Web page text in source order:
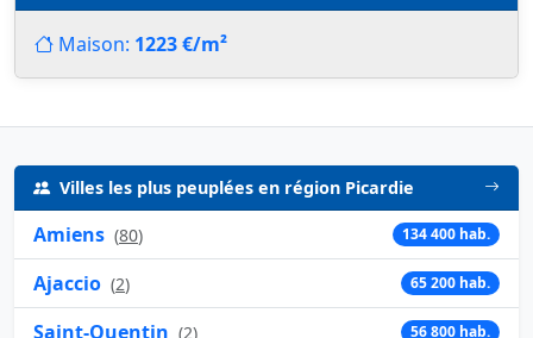
Maison: 1223 €/m²
Villes les plus peuplées en région Picardie
Amiens (80) 134 400 hab.
Ajaccio (2) 65 200 hab.
Saint-Quentin (2) 56 800 hab.